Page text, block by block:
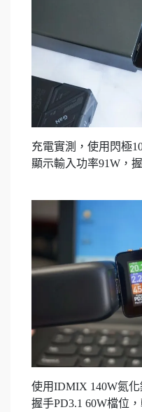
充電實測，使用閃極
顯示輸入功率91W，
使用IDMIX 140W氮
握手PD3.1 60W檔位